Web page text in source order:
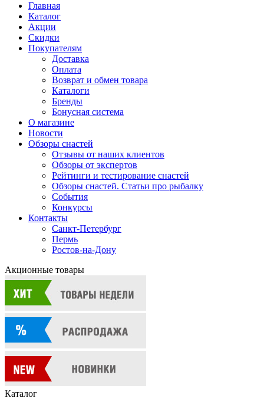
Главная
Каталог
Акции
Скидки
Покупателям
Доставка
Оплата
Возврат и обмен товара
Каталоги
Бренды
Бонусная система
О магазине
Новости
Обзоры снастей
Отзывы от наших клиентов
Обзоры от экспертов
Рейтинги и тестирование снастей
Обзоры снастей. Статьи про рыбалку
События
Конкурсы
Контакты
Санкт-Петербург
Пермь
Ростов-на-Дону
Акционные товары
Каталог